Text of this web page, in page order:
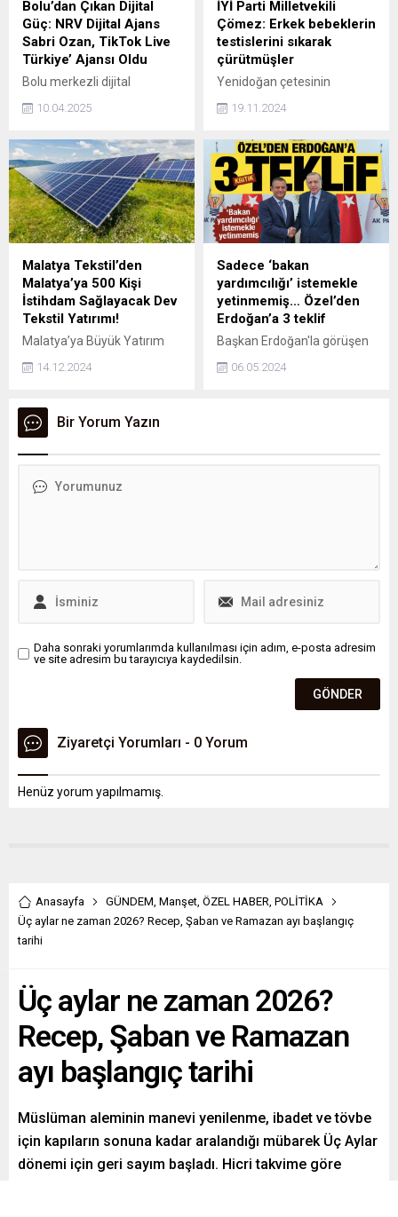
özel gecede dinleyicileriyle
buluşacak. Arabesk, fantazi
ve hareketli şarkılardan
oluşan geniş repertuvarıyla
sahne alacak olan Oğuzhan
Taşcı’ya, başarılı...
Bolu’dan Çıkan Dijital
Güç: NRV Dijital Ajans
Sabri Ozan, TikTok Live
Türkiye’ Ajansı Oldu
Bolu merkezli dijital
Ajans, 2025 yılının üçüncü
imza atarak TikTok
Türkiye’nin resmi ajansları
arasında yerini aldı.
10.04.2025
İYİ Parti Milletvekili
Çömez: Erkek bebeklerin
testislerini sıkarak
çürütmüşler
Yenidoğan çetesinin
katılan İYİ Parti Milletvekili
donduran bir iddiada
bulundu. Çömez, "Erkek
bebeklerin testislerini
sıkarak çürütmüşler.
Çürütmüşler! Elimde belgesi
var. Fotoğrafları
paylaşıyorlar aralarında.
Utanmadan, sıkılmadan
sırıtan emojiler göndererek
yapıyorlar." dedi.
19.11.2024
Malatya Tekstil’den
Malatya’ya 500 Kişi
İstihdam Sağlayacak Dev
Tekstil Yatırımı!
Malatya’ya Büyük Yatırım
ve Enerji Sektöründe Yeni
Gemi inşaat ve makine
mühendisi Hakan Taştan’ın
birlikte bölgeye 500 kişiye
14.12.2024
Sadece ‘bakan
yardımcılığı’ istemekle
yetinmemiş… Özel’den
Erdoğan’a 3 teklif
Başkan Erdoğan'la görüşen
Parti ile CHP'nin 3 konuda
06.05.2024
Bir Yorum Yazın
Daha sonraki yorumlarımda kullanılması için adım, e-posta adresim
ve site adresim bu tarayıcıya kaydedilsin.
Ziyaretçi Yorumları - 0 Yorum
Henüz yorum yapılmamış.
Anasayfa GÜNDEM, Manşet, ÖZEL HABER, POLİTİKA
Üç aylar ne zaman 2026? Recep, Şaban ve Ramazan ayı başlangıç
tarihi
Üç aylar ne zaman 2026?
Recep, Şaban ve Ramazan
ayı başlangıç tarihi
Müslüman aleminin manevi yenilenme, ibadet ve tövbe
için kapıların sonuna kadar aralandığı mübarek Üç Aylar
dönemi için geri sayım başladı. Hicri takvime göre